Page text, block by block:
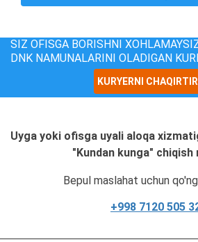
SIZ OFISGA BORISHNI
DNK NAMUNALARINI OLADIGAN
KURYERNI
Uyga yoki ofisga uyali aloqa
"Kundan kunga" chiqish
Bepul maslahat uchun
+998 7120 505